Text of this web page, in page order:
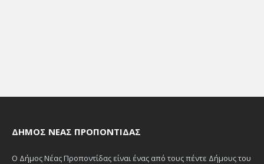
ΔΉΜΟΣ ΝΈΑΣ ΠΡΟΠΟΝΤΊΔΑΣ
Ο Δήμος Νέας Προποντίδας είναι ένας από τους πέντε Δήμους του